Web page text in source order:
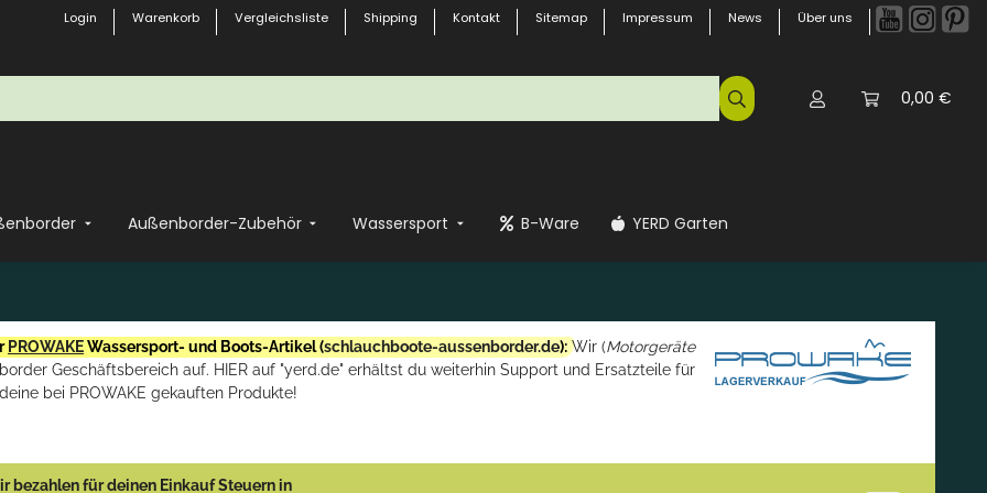
Login Warenkorb Vergleichsliste Shipping Kontakt Sitemap Impressum News Über uns
0,00 €
Außenborder-Zubehör Wassersport B-Ware YERD Garten
PROWAKEWassersport- und Boots-Artikel (schlauchboote-aussenborder.de): Wir (Motorgeräte
Geschäftsbereich auf. HIER auf "yerd.de" erhältst du weiterhin Support und Ersatzteile für
deine bei PROWAKE gekauften Produkte!
bezahlen für deinen Einkauf Steuern in